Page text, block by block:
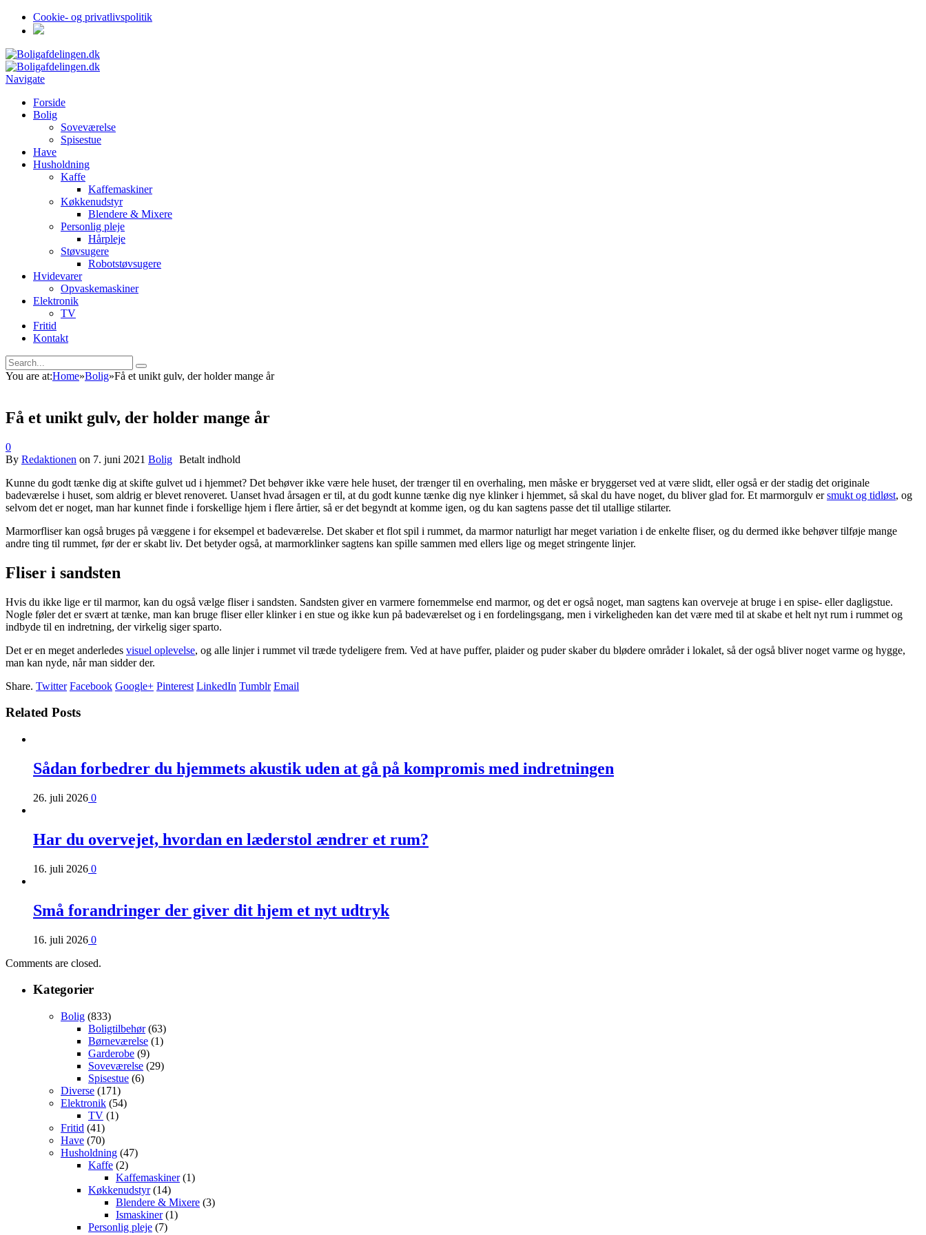
Cookie- og privatlivspolitik
Navigate
Forside
Bolig
Soveværelse
Spisestue
Have
Husholdning
Kaffe
Kaffemaskiner
Køkkenudstyr
Blendere & Mixere
Personlig pleje
Hårpleje
Støvsugere
Robotstøvsugere
Hvidevarer
Opvaskemaskiner
Elektronik
TV
Fritid
Kontakt
You are at:Home»Bolig»Få et unikt gulv, der holder mange år
Få et unikt gulv, der holder mange år
0
By Redaktionen on 7. juni 2021 Bolig
Kunne du godt tænke dig at skifte gulvet ud i hjemmet? Det behøver ikke være hele huset, der trænger til en overhaling, men måske er bryggerset ved at være slidt, eller også er der stadig det originale
badeværelse i huset, som aldrig er blevet renoveret. Uanset hvad årsagen er til, at du godt kunne tænke dig nye klinker i hjemmet, så skal du have noget, du bliver glad for. Et marmorgulv ersmukt og tidløst, og
selvom det er noget, man har kunnet finde i forskellige hjem i flere årtier, så er det begyndt at komme igen, og du kan sagtens passe det til utallige stilarter.
Marmorfliser kan også bruges på væggene i for eksempel et badeværelse. Det skaber et flot spil i rummet, da marmor naturligt har meget variation i de enkelte fliser, og du dermed ikke behøver tilføje mange
andre ting til rummet, før der er skabt liv. Det betyder også, at marmorklinker sagtens kan spille sammen med ellers lige og meget stringente linjer.
Fliser i sandsten
Hvis du ikke lige er til marmor, kan du også vælge fliser i sandsten. Sandsten giver en varmere fornemmelse end marmor, og det er også noget, man sagtens kan overveje at bruge i en spise- eller dagligstue.
Nogle føler det er svært at tænke, man kan bruge fliser eller klinker i en stue og ikke kun på badeværelset og i en fordelingsgang, men i virkeligheden kan det være med til at skabe et helt nyt rum i rummet og
indbyde til en indretning, der virkelig siger sparto.
Det er en meget anderledes visuel oplevelse, og alle linjer i rummet vil træde tydeligere frem. Ved at have puffer, plaider og puder skaber du blødere områder i lokalet, så der også bliver noget varme og hygge,
man kan nyde, når man sidder der.
Share. Twitter Facebook Google+ Pinterest LinkedIn Tumblr Email
Related Posts
Sådan forbedrer du hjemmets akustik uden at gå på kompromis med indretningen
26. juli 2026 0
Har du overvejet, hvordan en læderstol ændrer et rum?
16. juli 2026 0
Små forandringer der giver dit hjem et nyt udtryk
16. juli 2026 0
Comments are closed.
Kategorier
Bolig (833)
Boligtilbehør(63)
Børneværelse (1)
Garderobe (9)
Soveværelse (29)
Spisestue (6)
Diverse (171)
Elektronik (54)
TV (1)
Fritid (41)
Have (70)
Husholdning (47)
Kaffe (2)
Kaffemaskiner(1)
Køkkenudstyr(14)
Blendere & Mixere (3)
Ismaskiner(1)
Personlig pleje (7)